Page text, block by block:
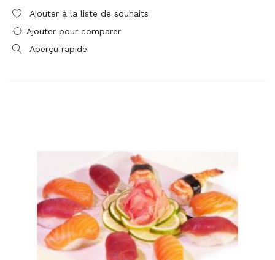
Ajouter à la liste de souhaits
Ajouter pour comparer
Aperçu rapide